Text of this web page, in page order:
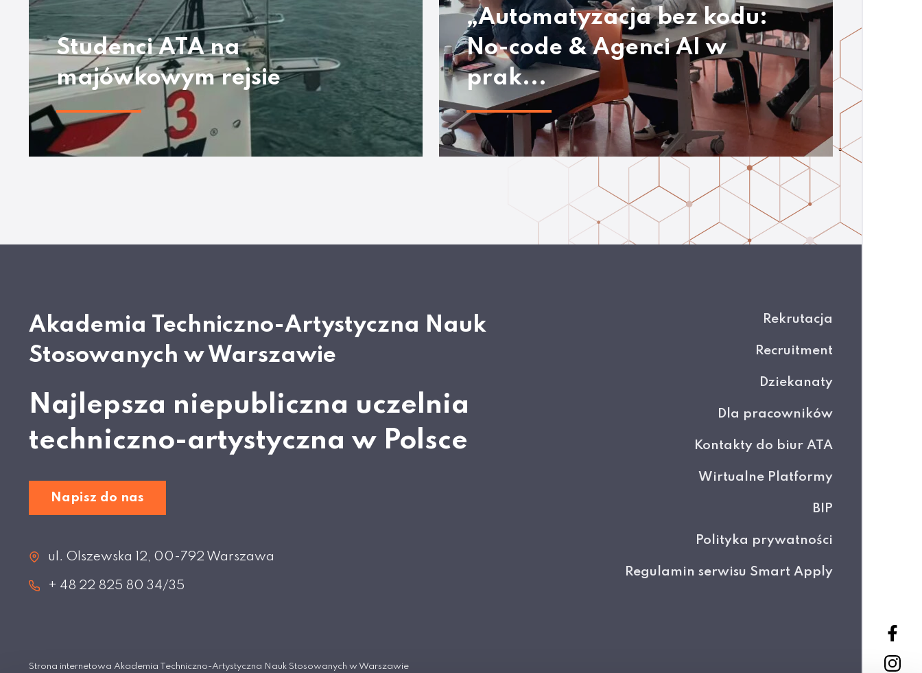
Studenci ATA na
majówkowym rejsie
„Automatyzacja bez kodu:
No-code & Agenci AI w
prak...
Akademia Techniczno-Artystyczna Nauk
Stosowanych w Warszawie
Najlepsza niepubliczna uczelnia
techniczno-artystyczna w Polsce
Napisz do nas
ul. Olszewska 12, 00-792 Warszawa
+ 48 22 825 80 34/35
Rekrutacja
Recruitment
Dziekanaty
Dla pracowników
Kontakty do biur ATA
Wirtualne Platformy
BIP
Polityka prywatności
Regulamin serwisu Smart Apply
Strona internetowa Akademia Techniczno-Artystyczna Nauk Stosowanych w Warszawie